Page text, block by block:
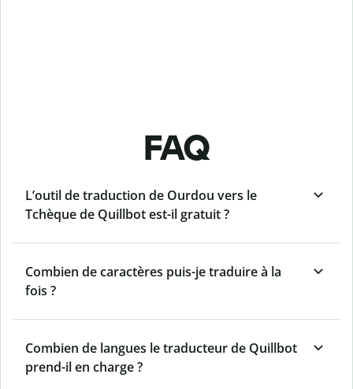
FAQ
L’outil de traduction de Ourdou vers le
Tchèque de Quillbot est-il gratuit ?
Combien de caractères puis-je traduire à la
fois ?
Combien de langues le traducteur de Quillbot
prend-il en charge ?